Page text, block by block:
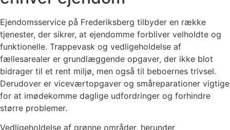
Ejendomsservice på Frederiksberg tilbyder en række
tjenester, der sikrer, at ejendomme forbliver velholdte og
funktionelle. Trappevask og vedligeholdelse af
fællesarealer er grundlæggende opgaver, der ikke blot
bidrager til et rent miljø, men også til beboernes trivsel.
Derudover er viceværtopgaver og småreparationer vigtige
for at imødekomme daglige udfordringer og forhindre
større problemer.
Vedligeholdelse af grønne områder, herunder